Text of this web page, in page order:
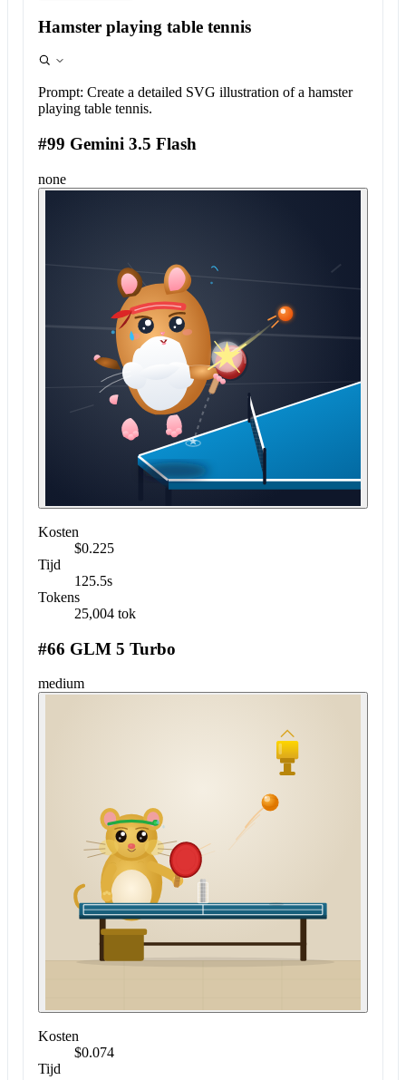
Hamster playing table tennis
Prompt: Create a detailed SVG illustration of a hamster
playing table tennis.
#99 Gemini 3.5 Flash
none
Kosten
$0.225
Tijd
125.5s
Tokens
25,004 tok
#66 GLM 5 Turbo
medium
Kosten
$0.074
Tijd